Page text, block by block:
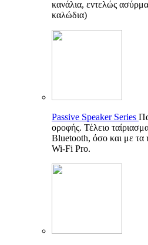
κανάλια, εντελώς
καλώδια)
Passive Speaker Series
οροφής. Τέλειο
Bluetooth, όσο και με
Wi-Fi Pro.